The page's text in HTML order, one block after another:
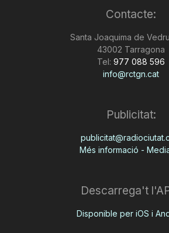
Contacte:
Santa Joaquima de
43002 Tarragona
Tel: 977 088 596
info@rctgn.cat
Publicitat:
Més informació -
Descarrega't
Disponible per iOS i